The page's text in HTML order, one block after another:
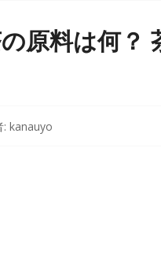
原料は何？
: kanauyo